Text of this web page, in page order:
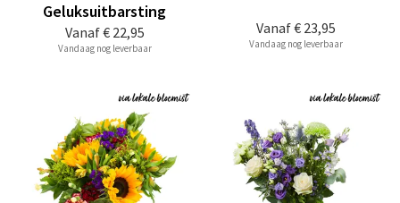
Vanaf€ 22,95
Geluksuitbarsting
Vandaag nog leverbaar
Vanaf€ 23,95
Vandaag nog leverbaar